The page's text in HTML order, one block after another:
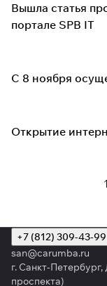
Вышла статья
портале SPB IT
С 8 ноября
Открытие
1
+7 (812) 309-43-99
san@carumba.ru
г. Санкт-
проспекта)